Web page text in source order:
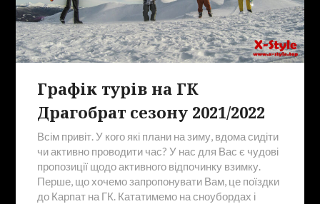
Графік турів на ГК
Драгобрат сезону 2021/2022
Всім привіт. У кого які плани на зиму, вдома сидіти
чи активно проводити час? У нас для Вас є чудові
пропозиції щодо активного відпочинку взимку.
Перше, що хочемо запропонувати Вам, це поїздки
до Карпат на ГК. Кататимемо на сноубордах і